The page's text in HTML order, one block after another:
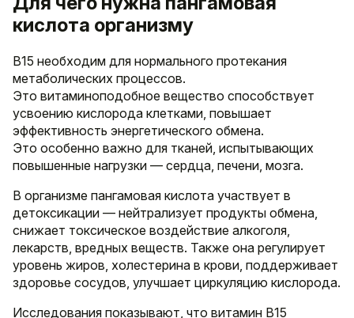
кислота организму
В15 необходим для нормального протекания
метаболических процессов.
Это витаминоподобное вещество способствует
усвоению кислорода клетками, повышает
эффективность энергетического обмена.
Это особенно важно для тканей, испытывающих
повышенные нагрузки — сердца, печени, мозга.
В организме пангамовая кислота участвует в
детоксикации — нейтрализует продукты обмена,
снижает токсическое воздействие алкоголя,
лекарств, вредных веществ. Также она регулирует
уровень жиров, холестерина в крови, поддерживает
здоровье сосудов, улучшает циркуляцию кислорода.
Исследования показывают, что витамин B15